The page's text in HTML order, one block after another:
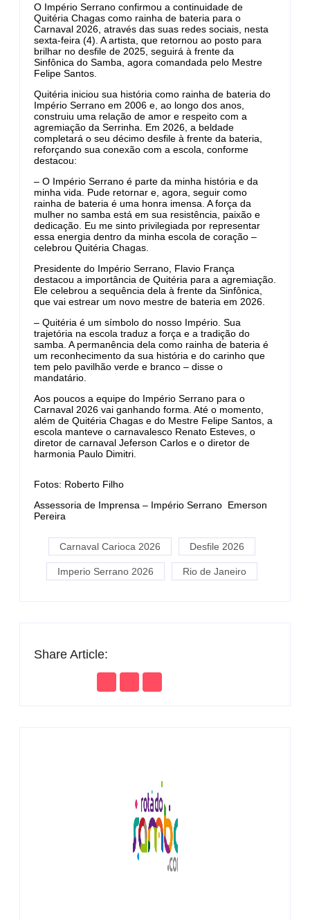
O Império Serrano confirmou a continuidade de
Quitéria Chagas como rainha de bateria para o
Carnaval 2026, através das suas redes sociais, nesta
sexta-feira (4). A artista, que retornou ao posto para
brilhar no desfile de 2025, seguirá à frente da
Sinfônica do Samba, agora comandada pelo Mestre
Felipe Santos.
Quitéria iniciou sua história como rainha de bateria do
Império Serrano em 2006 e, ao longo dos anos,
construiu uma relação de amor e respeito com a
agremiação da Serrinha. Em 2026, a beldade
completará o seu décimo desfile à frente da bateria,
reforçando sua conexão com a escola, conforme
destacou:
– O Império Serrano é parte da minha história e da
minha vida. Pude retornar e, agora, seguir como
rainha de bateria é uma honra imensa. A força da
mulher no samba está em sua resistência, paixão e
dedicação. Eu me sinto privilegiada por representar
essa energia dentro da minha escola de coração –
celebrou Quitéria Chagas.
Presidente do Império Serrano, Flavio França
destacou a importância de Quitéria para a agremiação.
Ele celebrou a sequência dela à frente da Sinfônica,
que vai estrear um novo mestre de bateria em 2026.
– Quitéria é um símbolo do nosso Império. Sua
trajetória na escola traduz a força e a tradição do
samba. A permanência dela como rainha de bateria é
um reconhecimento da sua história e do carinho que
tem pelo pavilhão verde e branco – disse o
mandatário.
Aos poucos a equipe do Império Serrano para o
Carnaval 2026 vai ganhando forma. Até o momento,
além de Quitéria Chagas e do Mestre Felipe Santos, a
escola manteve o carnavalesco Renato Esteves, o
diretor de carnaval Jeferson Carlos e o diretor de
harmonia Paulo Dimitri.
Fotos: Roberto Filho
Assessoria de Imprensa – Império Serrano Emerson
Pereira
Carnaval Carioca 2026 Desfile 2026
Imperio Serrano 2026 Rio de Janeiro
Share Article: